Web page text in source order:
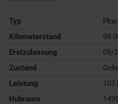
Typ
Pkw
Kilometerstand
Erstzulassung
09/
Zustand
Leistung
103
Hubraum